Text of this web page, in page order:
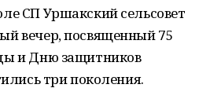
СП Уршакский сельсовет
вечер, посвященный 75
и Дню защитников
три поколения.